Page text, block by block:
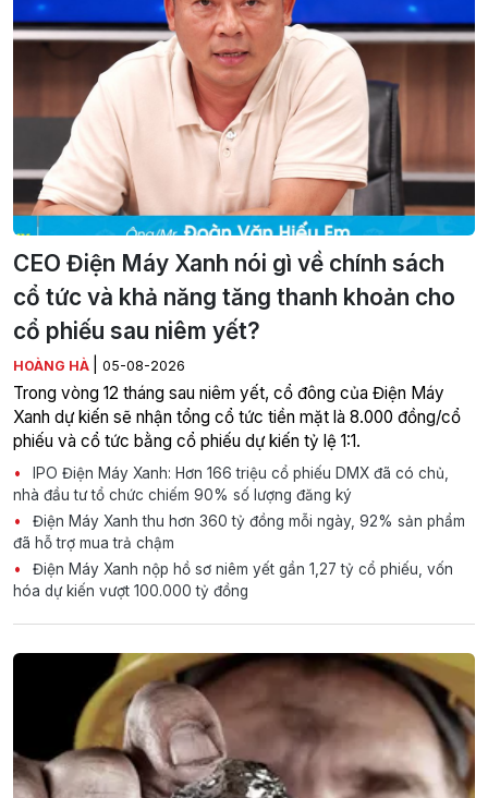
CEO Điện Máy Xanh nói gì về chính sách
cổ tức và khả năng tăng thanh khoản cho
cổ phiếu sau niêm yết?
HOÀNG HÀ 05-08-2026
Trong vòng 12 tháng sau niêm yết, cổ đông của Điện Máy
Xanh dự kiến sẽ nhận tổng cổ tức tiền mặt là 8.000 đồng/cổ
phiếu và cổ tức bằng cổ phiếu dự kiến tỷ lệ 1:1.
IPO Điện Máy Xanh: Hơn 166 triệu cổ phiếu DMX đã có chủ,
nhà đầu tư tổ chức chiếm 90% số lượng đăng ký
Điện Máy Xanh thu hơn 360 tỷ đồng mỗi ngày, 92% sản phẩm
đã hỗ trợ mua trả chậm
Điện Máy Xanh nộp hồ sơ niêm yết gần 1,27 tỷ cổ phiếu, vốn
hóa dự kiến vượt 100.000 tỷ đồng